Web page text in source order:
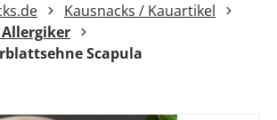
Kausnacks / Kauartikel
Scapula